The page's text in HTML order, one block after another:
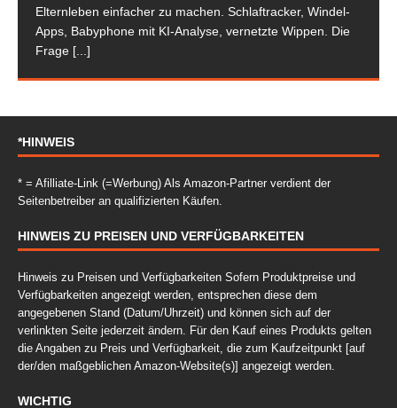
Elternleben einfacher zu machen. Schlaftracker, Windel-
Apps, Babyphone mit KI-Analyse, vernetzte Wippen. Die
Frage [...]
*HINWEIS
* = Afilliate-Link (=Werbung) Als Amazon-Partner verdient der
Seitenbetreiber an qualifizierten Käufen.
HINWEIS ZU PREISEN UND VERFÜGBARKEITEN
Hinweis zu Preisen und Verfügbarkeiten Sofern Produktpreise und
Verfügbarkeiten angezeigt werden, entsprechen diese dem
angegebenen Stand (Datum/Uhrzeit) und können sich auf der
verlinkten Seite jederzeit ändern. Für den Kauf eines Produkts gelten
die Angaben zu Preis und Verfügbarkeit, die zum Kaufzeitpunkt [auf
der/den maßgeblichen Amazon-Website(s)] angezeigt werden.
WICHTIG